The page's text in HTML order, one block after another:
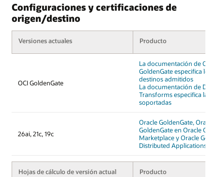
Configuraciones y certificaciones de
origen/destino
Versiones actuales Producto
OCI GoldenGate
La documentación de OCI
GoldenGate especifica los
destinos admitidos
La documentación de Data
Transforms especifica las
soportadas
26ai, 21c, 19c
Oracle GoldenGate, Oracle
GoldenGate en Oracle
Marketplace y Oracle
Distributed Applications
Hojas de cálculo de versión actual Producto